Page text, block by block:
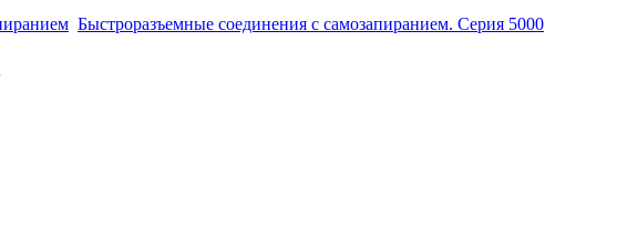
Быстроразъемные соединения с самозапиранием. Серия 5000